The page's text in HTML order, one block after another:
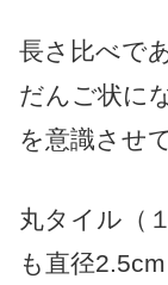
長さ比べで
だんご状に
を意識させ
丸タイル（
も直径